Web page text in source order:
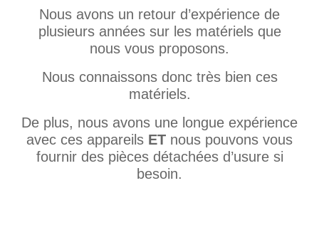
Nous avons un retour d’expérience de
plusieurs années sur les matériels que
nous vous proposons.
Nous connaissons donc très bien ces
matériels.
De plus, nous avons une longue expérience
avec ces appareils ET nous pouvons vous
fournir des pièces détachées d’usure si
besoin.